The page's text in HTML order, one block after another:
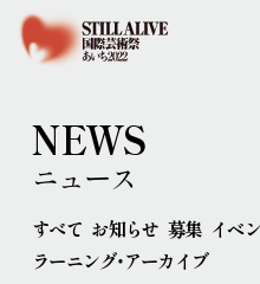
NEWS
ニュース
すべて お知らせ 募集 イベ
ラーニング・アーカイブ